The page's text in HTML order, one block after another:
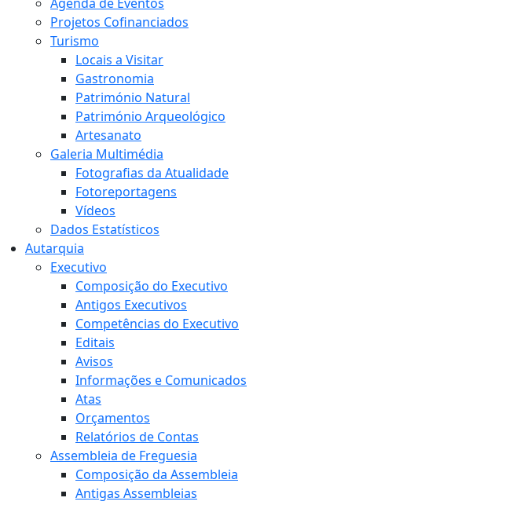
Agenda de Eventos
Projetos Cofinanciados
Turismo
Locais a Visitar
Gastronomia
Património Natural
Património Arqueológico
Artesanato
Galeria Multimédia
Fotografias da Atualidade
Fotoreportagens
Vídeos
Dados Estatísticos
Autarquia
Executivo
Composição do Executivo
Antigos Executivos
Competências do Executivo
Editais
Avisos
Informações e Comunicados
Atas
Orçamentos
Relatórios de Contas
Assembleia de Freguesia
Composição da Assembleia
Antigas Assembleias